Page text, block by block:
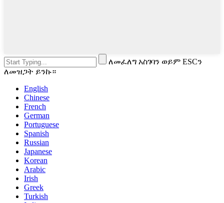
ለመፈለግ አስገባን ወይም ESCን
ለመዝጋት ይንኩ።
English
Chinese
French
German
Portuguese
Spanish
Russian
Japanese
Korean
Arabic
Irish
Greek
Turkish